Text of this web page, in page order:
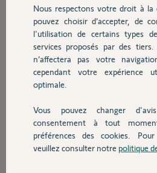
Chauffage
Autres produits
Devis avec un pro
Contact
Réponses
Bonjour, je souhaiterais également
dans ancienne entreprise (accessoires
pièce jointe. Vous en remerciant par
Nous respectons votre droit à
pouvez choisir d’accepter, de
l'utilisation de certains types
services proposés par des
n’affectera pas votre
cependant votre expérience
optimale.
Vous pouvez changer
consentement à tout
préférences des cookies. Pour
veuillez consulter notre politique